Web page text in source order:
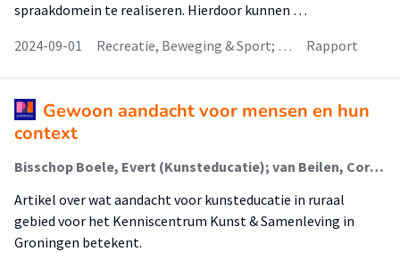
spraakdomein te realiseren. Hierdoor kunnen …
2024-09-01
Recreatie, Beweging & Sport; … Rapport
Gewoon aandacht voor mensen en hun
context
Bisschop Boele, Evert (Kunsteducatie); van Beilen, Corinne (Kunsteducatie); Dons, Karolien (Music In Context)
Artikel over wat aandacht voor kunsteducatie in ruraal
gebied voor het Kenniscentrum Kunst & Samenleving in
Groningen betekent.